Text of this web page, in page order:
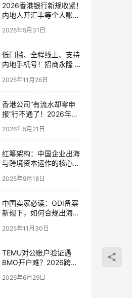
2026香港银行新规收紧！
内地人开汇丰等个人账户
行动清单
2026年5月31日
低门槛、全程线上、支持
内地手机号！招商永隆 +
步骤+要点全整理）
2025年11月26日
香港公司“有流水却零申
报”行不通了！2026年税
税新规则
2026年5月21日
红筹架构：中国企业出海
与跨境资本运作的核心路
制）
2025年9月18日
中国卖家必读：ODI备案
新规下，如何合规出海并
2025年11月30日
TEMU对公账户验证遇
BMO开户难？2026跨境
2026年6月29日